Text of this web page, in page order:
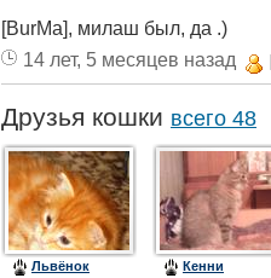
[BurMa], милаш был, да .)
14 лет, 5 месяцев назад
Друзья кошки всего 48
Львёнок Кенни